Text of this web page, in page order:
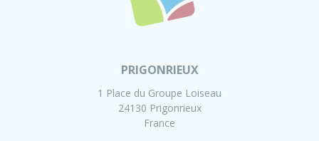
PRIGONRIEUX
1 Place du Groupe Loiseau
24130 Prigonrieux
France